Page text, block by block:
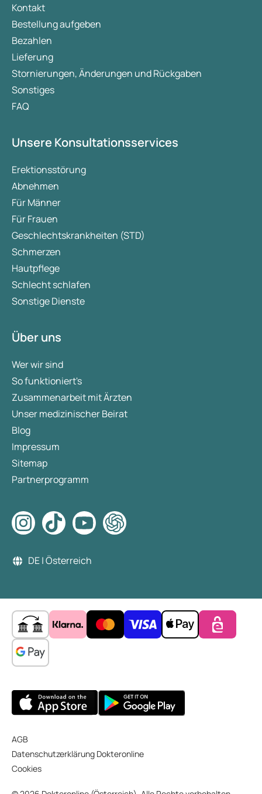
Kontakt
Bestellung aufgeben
Bezahlen
Lieferung
Stornierungen, Änderungen und Rückgaben
Sonstiges
FAQ
Unsere Konsultationsservices
Erektionsstörung
Abnehmen
Für Männer
Für Frauen
Geschlechtskrankheiten (STD)
Schmerzen
Hautpflege
Schlecht schlafen
Sonstige Dienste
Über uns
Wer wir sind
So funktioniert's
Zusammenarbeit mit Ärzten
Unser medizinischer Beirat
Blog
Impressum
Sitemap
Partnerprogramm
DE | Österreich
AGB
Datenschutzerklärung Dokteronline
Cookies